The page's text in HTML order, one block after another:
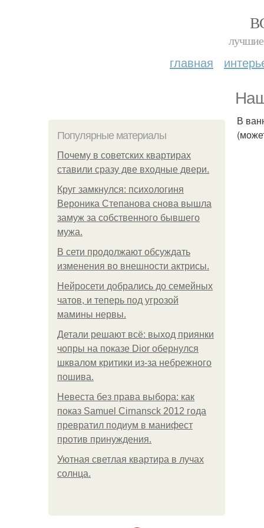
лучшие
главная
Популярные материалы
Почему в советских квартирах
ставили сразу две входные двери.
Круг замкнулся: психологиня
Вероника Степанова снова вышла
замуж за собственного бывшего
мужа.
В сети продолжают обсуждать
изменения во внешности актрисы.
Нейросети добрались до семейных
чатов, и теперь под угрозой
мамины нервы.
Детали решают всё: выход приянки
чопры на показе Dior обернулся
шквалом критики из-за небрежного
пошива.
Невеста без права выбора: как
показ Samuel Cirnansck 2012 года
превратил подиум в манифест
против принуждения.
Уютная светлая квартира в лучах
солнца.
В